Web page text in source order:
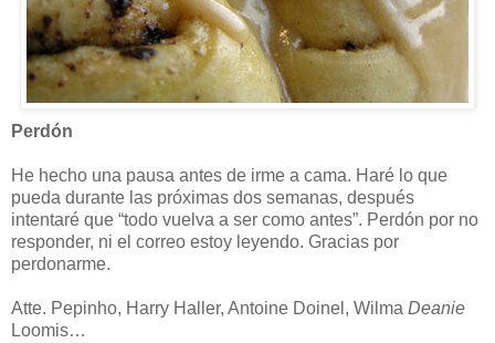
Perdón
He hecho una pausa antes de irme a cama. Haré lo que
pueda durante las próximas dos semanas, después
intentaré que “todo vuelva a ser como antes”. Perdón por no
responder, ni el correo estoy leyendo. Gracias por
perdonarme.
Atte. Pepinho, Harry Haller, Antoine Doinel, Wilma Deanie
Loomis…